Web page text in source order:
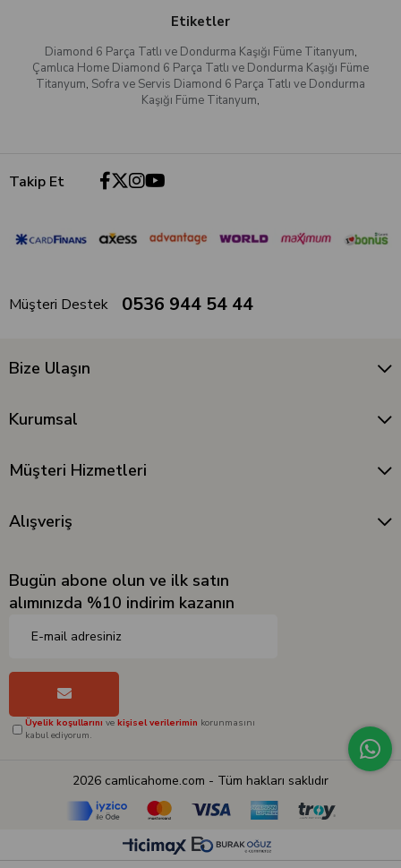
Etiketler
Diamond 6 Parça Tatlı ve Dondurma Kaşığı Füme Titanyum,
Çamlıca Home Diamond 6 Parça Tatlı ve Dondurma Kaşığı Füme
Titanyum, Sofra ve Servis Diamond 6 Parça Tatlı ve Dondurma
Kaşığı Füme Titanyum,
Takip Et
Müşteri Destek 0536 944 54 44
Bize Ulaşın
Kurumsal
Müşteri Hizmetleri
Alışveriş
Bugün abone olun ve ilk satın
alımınızda %10 indirim kazanın
Üyelik koşullarını ve kişisel verilerimin korunmasını
kabul ediyorum.
2026 camlicahome.com - Tüm hakları saklıdır